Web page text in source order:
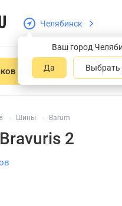
Челябинск
Ваш город
Да Выбрать
Шины Barum
2